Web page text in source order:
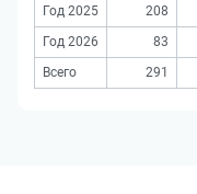
Год 2025 208
Год 2026
83
Всего
291